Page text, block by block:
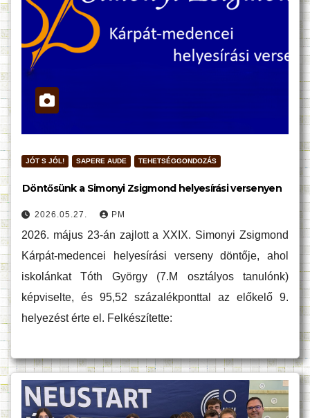
JÓT S JÓL! SAPERE AUDE TEHETSÉGGONDOZÁS
Döntősünk a Simonyi Zsigmond helyesírási versenyen
2026.05.27. PM
2026. május 23-án zajlott a XXIX. Simonyi Zsigmond
Kárpát-medencei helyesírási verseny döntője, ahol
iskolánkat Tóth György (7.M osztályos tanulónk)
képviselte, és 95,52 százalékponttal az előkelő 9.
helyezést érte el. Felkészítette: